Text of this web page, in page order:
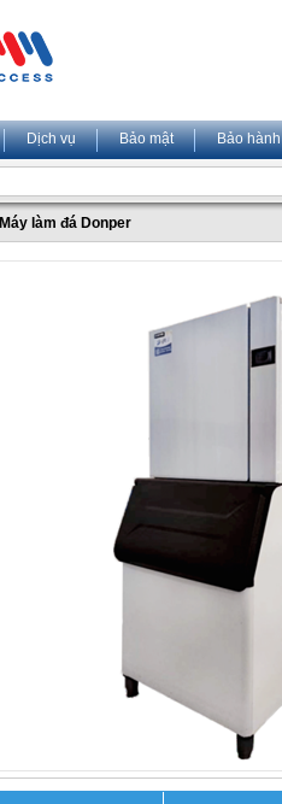
Dịch vụ Bảo mật Bảo hành
Máy làm đá Donper